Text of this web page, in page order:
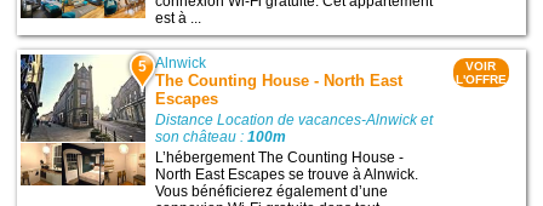
est à ...
5 Alnwick
The Counting House - North East
Escapes
Distance Location de vacances-Alnwick et
son château :100m
L’hébergement The Counting House -
North East Escapes se trouve à Alnwick.
Vous bénéficierez également d’une
VOIR
L'OFFRE